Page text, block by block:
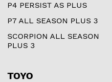
P4 PERSIST AS PLUS
P7 ALL SEASON PLUS 3
SCORPION ALL SEASON
PLUS 3
TOYO